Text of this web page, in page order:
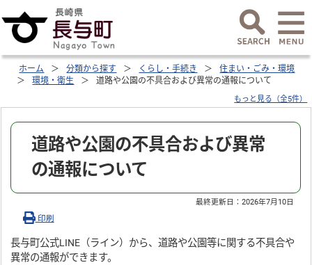
ホーム 分類から探す くらし・手続き
住まい・ごみ・環境
環境・衛生
道路や公園の不具合および異常の通報について
もっと見る（全5件）
道路や公園の不具合および異常
の通報について
最終更新日：2026年7月10日
印刷
長与町公式LINE（ライン）から、道路や公園等に関する不具合や
異常の通報ができます。